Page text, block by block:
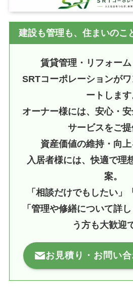
建設も管理も、住まいのこ
賃貸管理・リフォーム
SRTコーポレーションが
ートします
オーナー様には、安心・
サービスをご提
資産価値の維持・向上
入居者様には、快適で理
案。
「相談だけでもしたい」
「管理や修繕について詳
う方も大歓迎
お見積り・お問い